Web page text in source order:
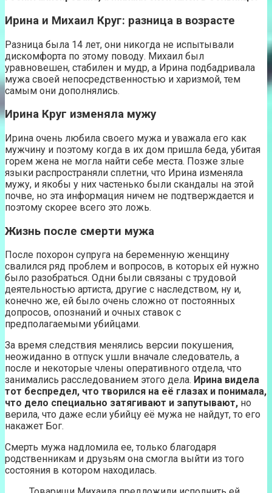
Ирина и Михаил Круг: разница в возрасте
Разница была 14 лет, они никогда не испытывали
дискомфорта по этому поводу. Михаил был
уравновешен, стабилен и мудр, а Ирина подбадривала
мужа своей непосредственностью и харизмой, тем
самым они дополнялись.
Ирина Круг изменяла мужу
Ирина очень любила своего мужа и уважала его как
мужчину и поэтому когда в их дом пришла беда, убитая
горем жена не могла найти себе места. Позже злые
языки распространяли сплетни, что Ирина изменяла
мужу, и якобы у них частенько были скандалы на этой
почве, но эта информация ничем не подтверждается и
поэтому скорее всего это ложь.
Жизнь после смерти мужа
После похорон супруга на беременную женщину
свалился ряд проблем и вопросов, в которых ей нужно
было разобраться. Одни были связаны с трудовой
деятельностью артиста, другие с наследством, ну и,
конечно же, ей было очень сложно от постоянных
допросов, опознаний и очных ставок с
предполагаемыми убийцами.
За время следствия менялись версии покушения,
неожиданно в отпуск ушли вначале следователь, а
после и некоторые члены оперативного отдела, что
занимались расследованием этого дела. Ирина видела
тот беспредел, что творился на её глазах и понимала,
что дело специально затягивают и запутывают, но
верила, что даже если убийцу её мужа не найдут, то его
накажет Бог.
Смерть мужа надломила ее, только благодаря
родственникам и друзьям она смогла выйти из того
состояния в котором находилась.